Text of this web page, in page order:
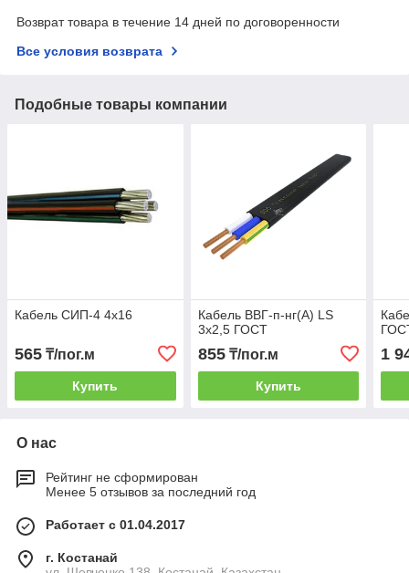
Возврат товара в течение 14 дней по договоренности
Все условия возврата
Подобные товары компании
Кабель СИП-4 4х16
565 ₸/пог.м
Купить
Кабель ВВГ-п-нг(А) LS
3х2,5 ГОСТ
855₸/пог.м
Купить
1
О нас
Рейтинг не сформирован
Менее 5 отзывов за последний год
Работает с 01.04.2017
г. Костанай